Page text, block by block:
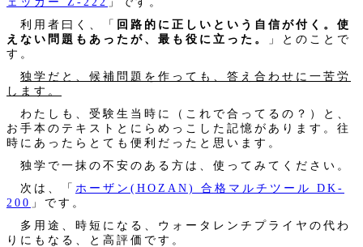
利用者曰く、「 回路的に正しいという自信が付く。使
えない問題もあったが、最も役に立った。
」とのことで
す。
独学だと、候補問題を作っても、答え合わせに一苦労
します。
わたしも、受験生当時に（これで合ってるの？）と、
お手本のテキストとにらめっこした記憶があります。往
時にあったらとても便利だったと思います。
独学で一抹の不安のある方は、使ってみてください。
次は、「 ホーザン(HOZAN) 合格マルチツール DK-
200 」です。
多用途、時短になる、ウォータレンチプライヤの代わ
りにもなる、と高評価です。